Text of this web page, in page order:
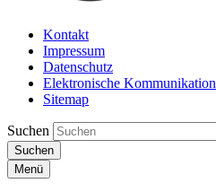
Kontakt
Impressum
Datenschutz
Elektronische Kommunikation
Sitemap
Suchen
Suchen
Menü